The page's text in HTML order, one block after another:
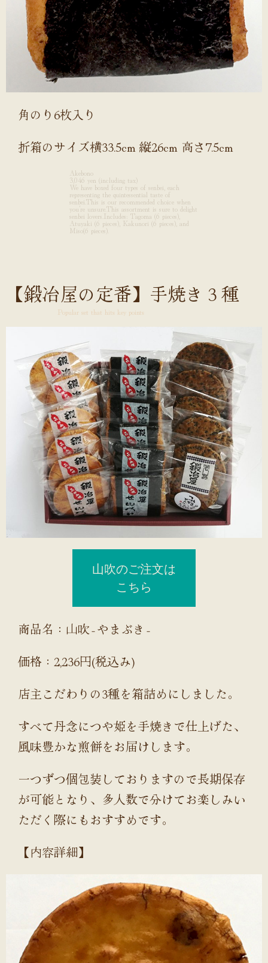
角のり6枚入り
折箱のサイズ横33.5cm 縦26cm 高さ7.5cm
Akebono
3,046 yen (including tax)
We have boxed four types of senbei, each
representing the quintessential taste of
senbei.This is our recommended choice when
you’re unsure.This assortment is sure to delight
senbei lovers.Includes: Tagoma (6 pieces),
Atuyaki (6 pieces), Kakunori (6 pieces), and
Miso(6 pieces).
【鍛冶屋の定番】手焼き３種
Popular set that hits key points
山吹のご注文は
こちら
商品名：山吹‐やまぶき‐
価格：2,236円(税込み)
店主こだわりの3種を箱詰めにしました。
すべて丹念につや姫を手焼きで仕上げた、
風味豊かな煎餅をお届けします。
一つずつ個包装しておりますので長期保存
が可能となり、多人数で分けてお楽しみい
ただく際にもおすすめです。
【内容詳細】